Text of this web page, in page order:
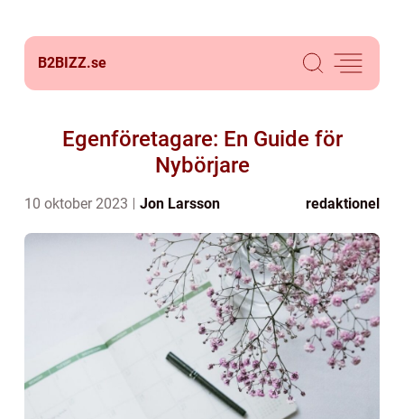
B2BIZZ.se
Egenföretagare: En Guide för
Nybörjare
10 oktober 2023 Jon Larsson redaktionel